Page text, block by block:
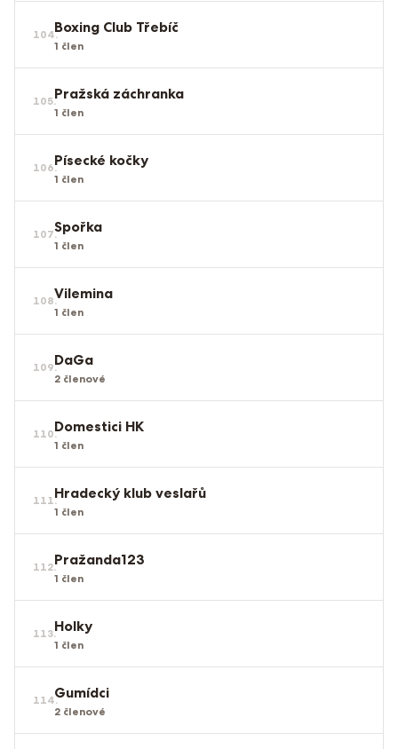
104.Boxing Club Třebíč
1 člen
105.Pražská záchranka
1 člen
106.Písecké kočky
1 člen
107.Spořka
1 člen
108.Vilemina
1 člen
109.DaGa
2 členové
110.Domestici HK
1 člen
111.Hradecký klub veslařů
1 člen
112.Pražanda123
1 člen
113.Holky
1 člen
114.Gumídci
2 členové